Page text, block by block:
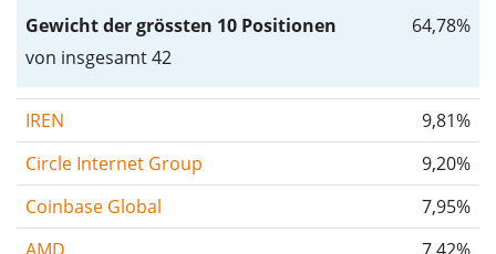
Gewicht der grössten 10 Positionen
von insgesamt 42
64,78%
IREN
9,81%
Circle Internet Group
9,20%
Coinbase Global
7,95%